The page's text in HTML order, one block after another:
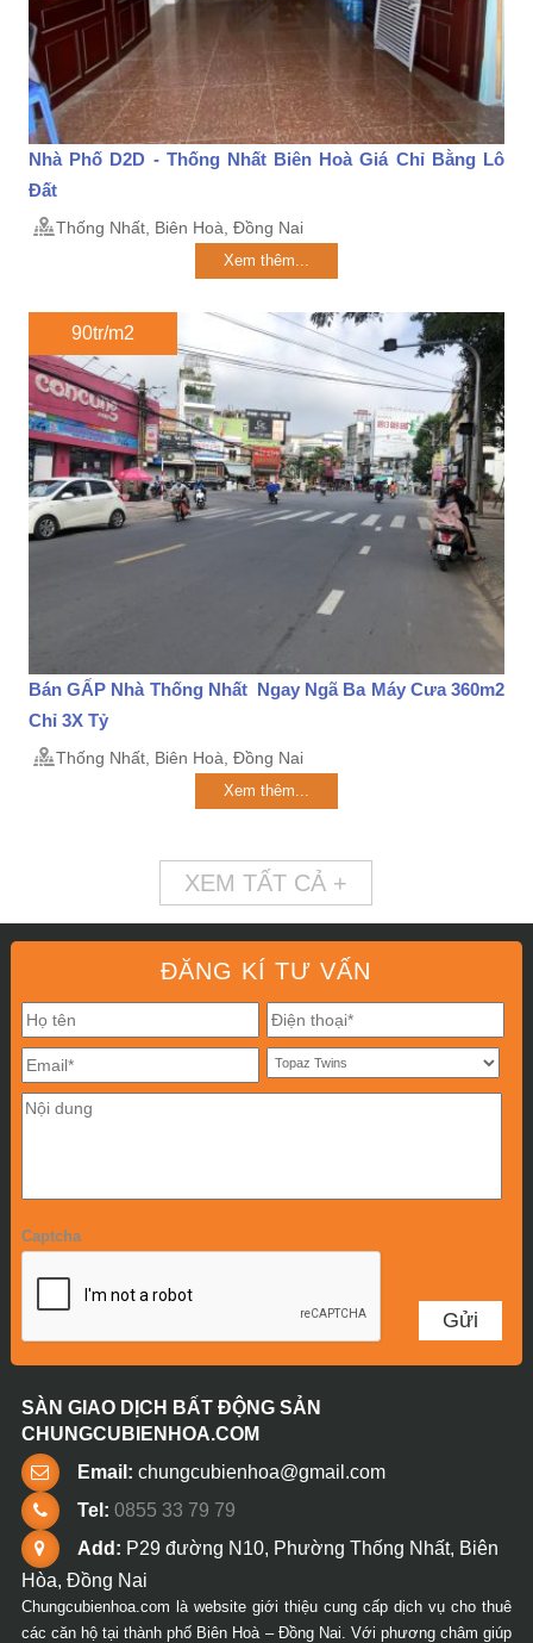
Nhà Phố D2D - Thống Nhất Biên Hoà Giá Chỉ Bằng Lô
Đất
Thống Nhất, Biên Hoà, Đồng Nai
Xem thêm...
90tr/m2
Bán GẤP Nhà Thống Nhất Ngay Ngã Ba Máy Cưa 360m2
Chỉ 3X Tỷ
Thống Nhất, Biên Hoà, Đồng Nai
Xem thêm...
XEM TẤT CẢ +
ĐĂNG KÍ TƯ VẤN
Captcha
SÀN GIAO DỊCH BẤT ĐỘNG SẢN
CHUNGCUBIENHOA.COM
Email: chungcubienhoa@gmail.com
Tel: 0855 33 79 79
Add: P29 đường N10, Phường Thống Nhất, Biên
Hòa, Đồng Nai
Chungcubienhoa.com là website giới thiệu cung cấp dịch vụ cho thuê
các căn hộ tại thành phố Biên Hoà – Đồng Nai. Với phương châm giúp